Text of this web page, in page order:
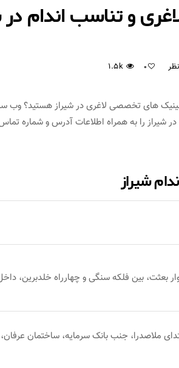
و تناسب اندام در
0
1.5k
کلینیک های تخصصی لاغری در شیراز
شیراز را به همراه اطلاعات آدرس و شماره
شیراز
بعثت، بین فلکه سنگی و چهارراه خلدبرین، داخل